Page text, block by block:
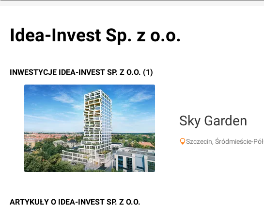
Idea-Invest Sp. z o.o.
INWESTYCJE IDEA-INVEST SP. Z O.O. (1)
Sky Garden
Szczecin, Śródmieście-
ARTYKUŁY O IDEA-INVEST SP. Z O.O.